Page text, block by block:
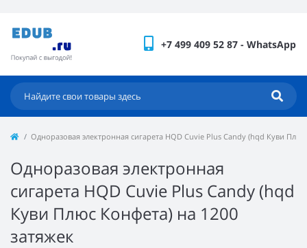
+7 499 409 52 87 - WhatsApp
Одноразовая электронная сигарета HQD Cuvie Plus Candy (hqd Куви
Одноразовая электронная
сигарета HQD Cuvie Plus Candy (hqd
Куви Плюс Конфета) на 1200
затяжек